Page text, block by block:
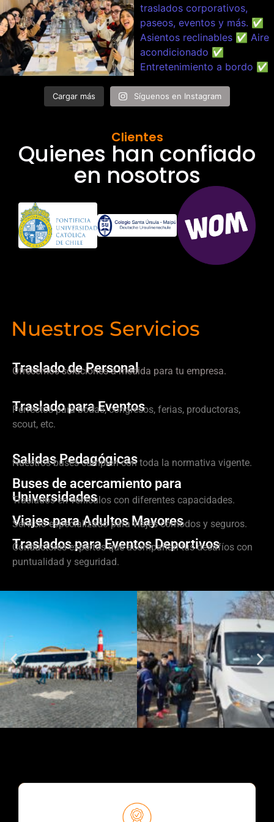
Cargar más Síguenos en Instagram
Clientes
Quienes han confiado
en nosotros
Nuestros Servicios
Traslado de Personal
Ofrecemos soluciones a medida para tu empresa.
Traslado para Eventos
Perfectos para bodas, congresos, ferias, productoras,
scout, etc.
Salidas Pedagógicas
Nuestros buses cumplen con toda la normativa vigente.
Buses de acercamiento para
Universidades
Traslados en vehículos con diferentes capacidades.
Viajes para Adultos Mayores
Servicio especializado para viajes cómodos y seguros.
Traslados para Eventos Deportivos
Conductores expertos que acompañan tus desafíos con
puntualidad y seguridad.